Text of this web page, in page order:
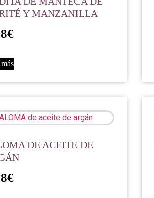
Y MANZANILLA
€
DE ACEITE DE
€